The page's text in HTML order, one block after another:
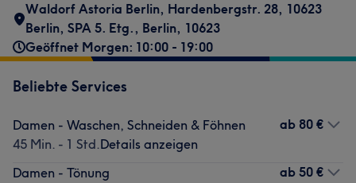
Waldorf Astoria Berlin, Hardenbergstr. 28, 10623
Berlin, SPA 5. Etg., Berlin, 10623
Geöffnet Morgen: 10:00 - 19:00
Beliebte Services
Damen - Waschen, Schneiden & Föhnen
45 Min. - 1 Std.Details anzeigen
ab 80 €
Damen - Tönung
ab 50 €